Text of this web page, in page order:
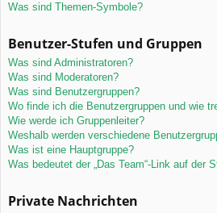
Was sind Themen-Symbole?
Benutzer-Stufen und Gruppen
Was sind Administratoren?
Was sind Moderatoren?
Was sind Benutzergruppen?
Wo finde ich die Benutzergruppen und wie
Wie werde ich Gruppenleiter?
Weshalb werden verschiedene
Was ist eine Hauptgruppe?
Was bedeutet der „Das Team“-Link auf der
Private Nachrichten